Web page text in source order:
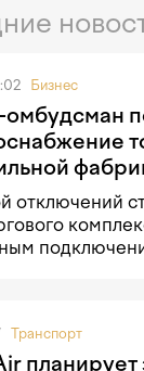
Бизнес
отключений
Транспорт
планирует